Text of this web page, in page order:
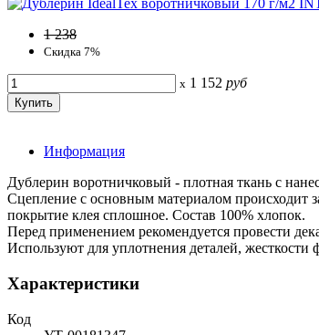
1 238
Скидка 7%
x 1 152 руб
Информация
Дублерин воротничковый - плотная ткань с
Сцепление с основным материалом происходит
покрытие клея сплошное. Состав 100% хлопок.
Перед применением рекомендуется провести
Используют для уплотнения деталей, жесткости
Характеристики
Код